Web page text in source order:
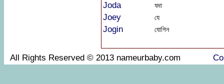
Joda যদা
Joey যে
Jogin যোগিন
All Rights Reserved © 2013 nameurbaby.com